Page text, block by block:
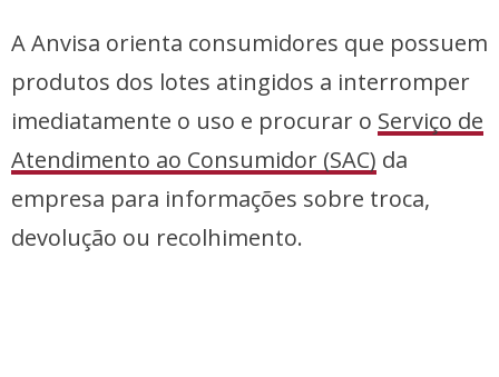
A Anvisa orienta consumidores que possuem
produtos dos lotes atingidos a interromper
imediatamente o uso e procurar o Serviço de
Atendimento ao Consumidor (SAC) da
empresa para informações sobre troca,
devolução ou recolhimento.